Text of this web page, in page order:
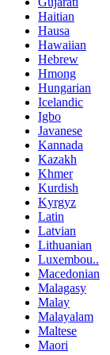
Haitian
Hausa
Hawaiian
Hebrew
Hmong
Hungarian
Icelandic
Igbo
Javanese
Kannada
Kazakh
Khmer
Kurdish
Kyrgyz
Latin
Latvian
Lithuanian
Luxembou..
Macedonian
Malagasy
Malay
Malayalam
Maltese
Maori